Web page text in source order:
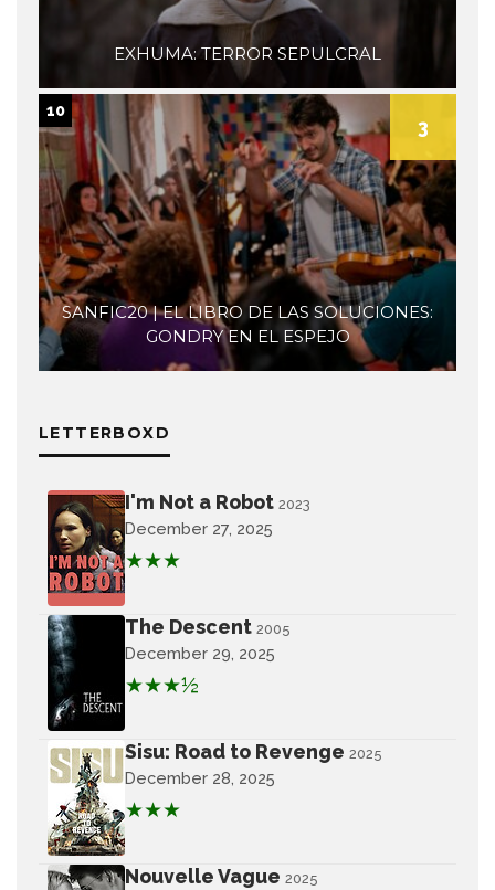
EXHUMA: TERROR SEPULCRAL
SANFIC20 | EL LIBRO DE LAS SOLUCIONES:
GONDRY EN EL ESPEJO
3
10
LETTERBOXD
I'm Not a Robot 2023
December 27, 2025
★★★
The Descent 2005
December 29, 2025
★★★½
Sisu: Road to Revenge 2025
December 28, 2025
★★★
Nouvelle Vague 2025